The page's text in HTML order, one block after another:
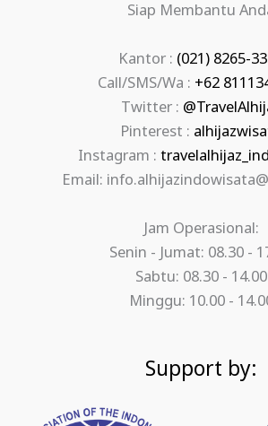
Siap Membantu
Kantor : (021) 8265-
Call/SMS/Wa : +62
Twitter :
Pinterest :
Instagram :
Email:
Jam Operasional:
Senin - Jumat: 08.30 -
Sabtu: 08.30 - 14.00
Minggu: 10.00 -
Support by: